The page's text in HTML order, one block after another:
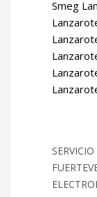
Smeg